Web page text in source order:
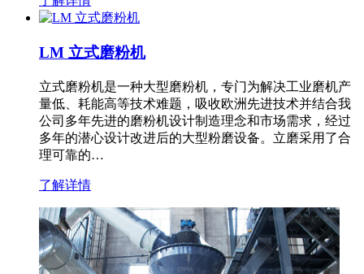
LM 立式磨粉机
立式磨粉机是一种大型磨粉机，专门为解决工业磨机产
量低、耗能高等技术难题，吸收欧洲先进技术并结合我
公司多年先进的磨粉机设计制造理念和市场需求，经过
多年的潜心设计改进后的大型粉磨设备。立磨采用了合
理可靠的…
了解详情